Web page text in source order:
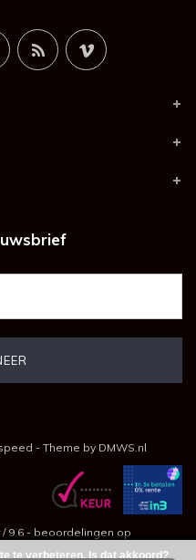
- Theme by DMWS.nl
/ 9.6 - beoordelingen op
te verbeteren. Is dat akkoord?